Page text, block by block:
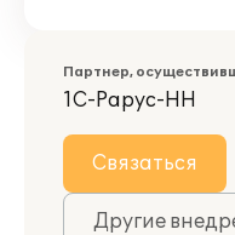
Партнер,
1С-Рарус-НН
Связаться
Другие